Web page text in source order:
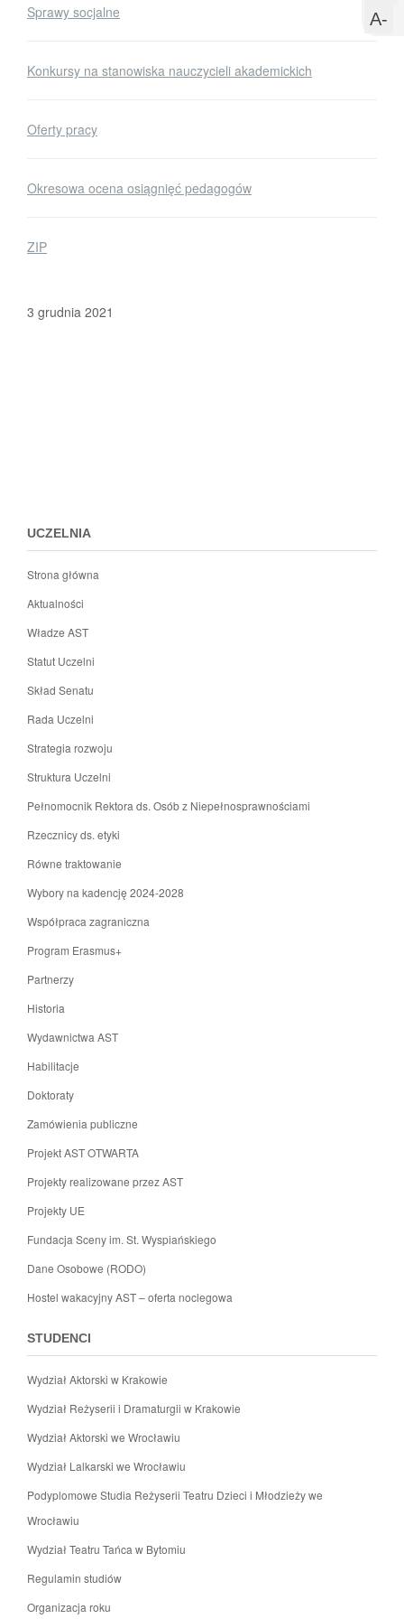
A-
Sprawy socjalne
Konkursy na stanowiska nauczycieli akademickich
Oferty pracy
Okresowa ocena osiągnięć pedagogów
ZIP
3 grudnia 2021
UCZELNIA
Strona główna
Aktualności
Władze AST
Statut Uczelni
Skład Senatu
Rada Uczelni
Strategia rozwoju
Struktura Uczelni
Pełnomocnik Rektora ds. Osób z Niepełnosprawnościami
Rzecznicy ds. etyki
Równe traktowanie
Wybory na kadencję 2024-2028
Współpraca zagraniczna
Program Erasmus+
Partnerzy
Historia
Wydawnictwa AST
Habilitacje
Doktoraty
Zamówienia publiczne
Projekt AST OTWARTA
Projekty realizowane przez AST
Projekty UE
Fundacja Sceny im. St. Wyspiańskiego
Dane Osobowe (RODO)
Hostel wakacyjny AST – oferta noclegowa
STUDENCI
Wydział Aktorski w Krakowie
Wydział Reżyserii i Dramaturgii w Krakowie
Wydział Aktorski we Wrocławiu
Wydział Lalkarski we Wrocławiu
Podyplomowe Studia Reżyserii Teatru Dzieci i Młodzieży we
Wrocławiu
Wydział Teatru Tańca w Bytomiu
Regulamin studiów
Organizacja roku